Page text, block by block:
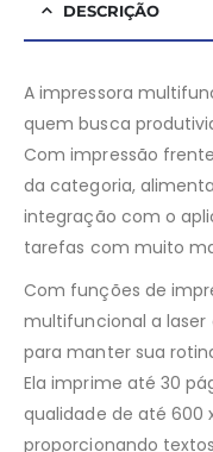
DESCRIÇÃO
A impressora
quem busca
Com impressão
da categoria,
integração com o
tarefas com muito
Com funções de
multifuncional a
para manter sua
Ela imprime até 30
qualidade de até 600
proporcionando